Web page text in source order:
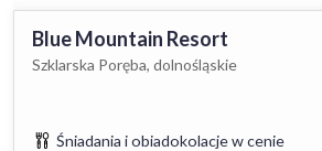
Blue Mountain Resort
Szklarska Poręba, dolnośląskie
Śniadania i obiadokolacje w cenie